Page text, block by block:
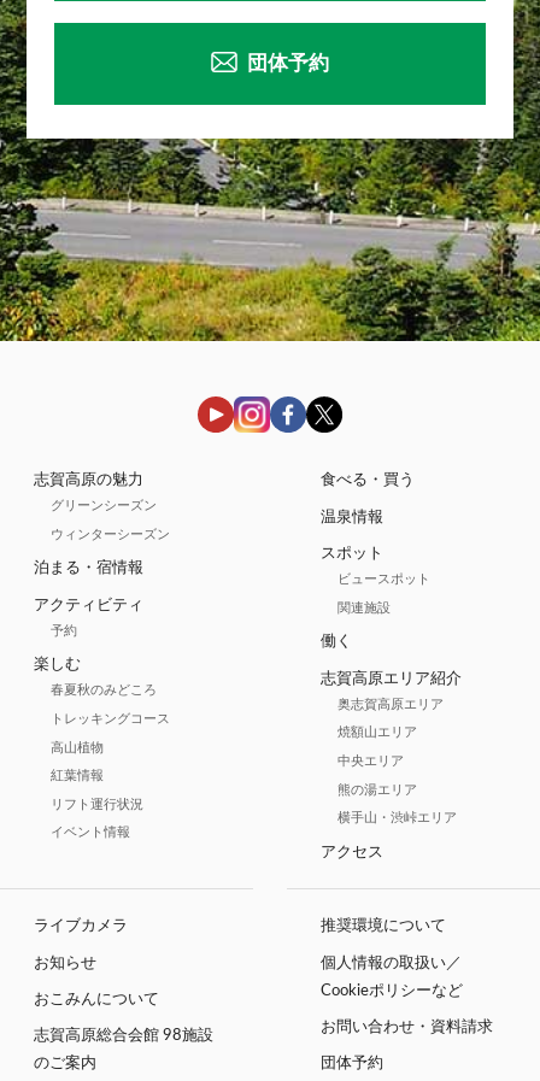
団体予約
志賀高原の魅力
グリーンシーズン
ウィンターシーズン
泊まる・宿情報
アクティビティ
予約
楽しむ
春夏秋のみどころ
トレッキングコース
高山植物
紅葉情報
リフト運行状況
イベント情報
食べる・買う
温泉情報
スポット
ビュースポット
関連施設
働く
志賀高原エリア紹介
奥志賀高原エリア
焼額山エリア
中央エリア
熊の湯エリア
横手山・渋峠エリア
アクセス
ライブカメラ
お知らせ
おこみんについて
志賀高原総合会館 98施設
のご案内
推奨環境について
個人情報の取扱い／
Cookieポリシーなど
お問い合わせ・資料請求
団体予約